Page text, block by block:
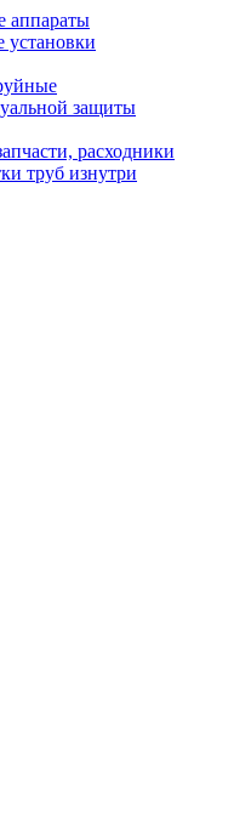
аппараты
установки
защиты
расходники
труб изнутри